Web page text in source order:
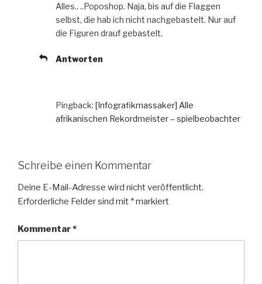
Alles.. ..Poposhop. Naja, bis auf die Flaggen
selbst, die hab ich nicht nachgebastelt. Nur auf
die Figuren drauf gebastelt.
Antworten
Pingback: [Infografikmassaker] Alle
afrikanischen Rekordmeister – spielbeobachter
Schreibe einen Kommentar
Deine E-Mail-Adresse wird nicht veröffentlicht.
Erforderliche Felder sind mit *markiert
Kommentar*